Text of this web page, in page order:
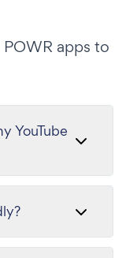
apps to
YouTube